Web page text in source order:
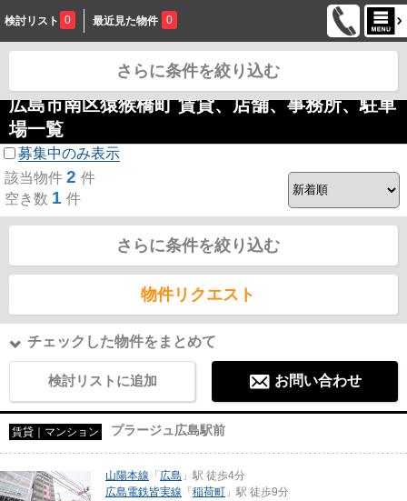
検討リスト 0 最近見た物件 0
広島市南区猿猴橋町 賃貸、店舗、事務所、駐車
場一覧
募集中のみ表示
該当物件 2 件
空き数 1 件
さらに条件を絞り込む
物件リクエスト
チェックした物件をまとめて
検討リストに追加 お問い合わせ
賃貸｜マンション プラージュ広島駅前
山陽本線 「 広島 」駅 徒歩4分
広島電鉄皆実線 「 稲荷町 」駅 徒歩9分
さらに条件を絞り込む